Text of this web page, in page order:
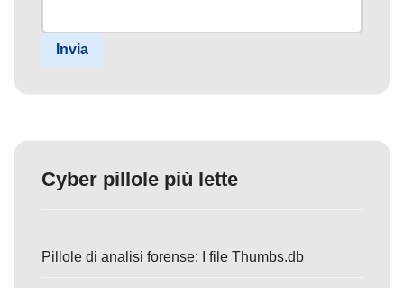
Invia
Cyber pillole più lette
Pillole di analisi forense: I file Thumbs.db